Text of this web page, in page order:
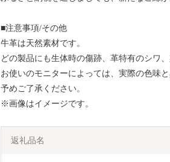
■注意事項/その他
牛革は天然素材です。
どの製品にも生体時の傷跡、革特有のシワ
お使いのモニターによっては、実際の色味
予めご了承ください。
※画像はイメージです。
返礼品名